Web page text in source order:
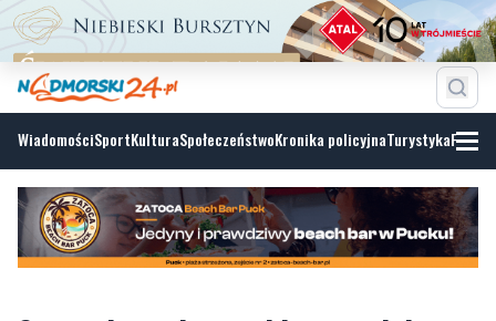
WiadomościSportKulturaSpołeczeństwoKronika policyjnaTurystyka